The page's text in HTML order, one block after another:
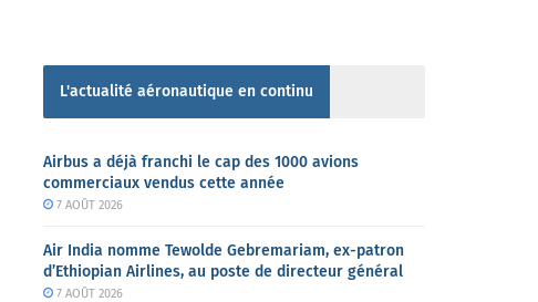
L'actualité aéronautique en continu
Airbus a déjà franchi le cap des 1000 avions
commerciaux vendus cette année
7 AOÛT 2026
Air India nomme Tewolde Gebremariam, ex-patron
d’Ethiopian Airlines, au poste de directeur général
7 AOÛT 2026